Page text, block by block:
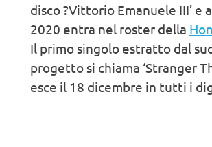
disco ?Vittorio Emanuele III’ e
2020 entra nel roster della
Il primo singolo estratto dal
progetto si chiama ‘Stranger
esce il 18 dicembre in tutti i